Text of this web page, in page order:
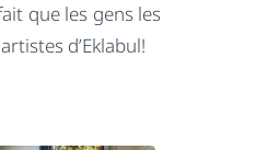
que les gens les
d’Eklabul!